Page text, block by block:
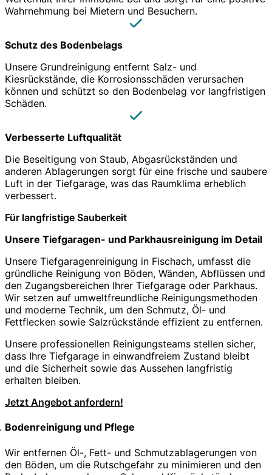
Wahrnehmung bei Mietern und Besuchern.
Schutz des Bodenbelags
Unsere Grundreinigung entfernt Salz- und
Kiesrückstände, die Korrosionsschäden verursachen
können und schützt so den Bodenbelag vor langfristigen
Schäden.
Verbesserte Luftqualität
Die Beseitigung von Staub, Abgasrückständen und
anderen Ablagerungen sorgt für eine frische und saubere
Luft in der Tiefgarage, was das Raumklima erheblich
verbessert.
Für langfristige Sauberkeit
Unsere Tiefgaragen- und Parkhausreinigung im Detail
Unsere Tiefgaragenreinigung in Fischach, umfasst die
gründliche Reinigung von Böden, Wänden, Abflüssen und
den Zugangsbereichen Ihrer Tiefgarage oder Parkhaus.
Wir setzen auf umweltfreundliche Reinigungsmethoden
und moderne Technik, um den Schmutz, Öl- und
Fettflecken sowie Salzrückstände effizient zu entfernen.
Unsere professionellen Reinigungsteams stellen sicher,
dass Ihre Tiefgarage in einwandfreiem Zustand bleibt
und die Sicherheit sowie das Aussehen langfristig
erhalten bleiben.
Jetzt Angebot anfordern!
Bodenreinigung und Pflege
Wir entfernen Öl-, Fett- und Schmutzablagerungen von
den Böden, um die Rutschgefahr zu minimieren und den